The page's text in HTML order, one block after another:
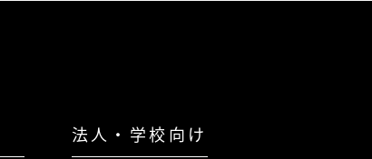
法人・学校向け